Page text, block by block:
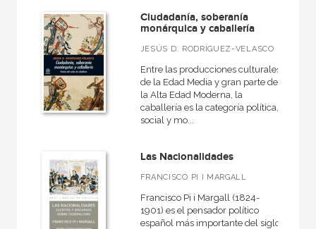
NUESTRAS COLECCIONES
A fondo
Básica de Bolsillo  Serie Clásicos del pensamiento político
Básica de Bolsillo  Serie Utopías
Biografías
Ciudadanía, soberanía
monárquica y caballería
JESÚS D. RODRÍGUEZ-VELASCO
Entre las producciones culturales
de la Edad Media y gran parte de
la Alta Edad Moderna, la
caballería es la categoría política,
social y mo...
Las Nacionalidades
FRANCISCO PI I MARGALL
Francisco Pi i Margall (1824-
1901) es el pensador político
español más importante del siglo